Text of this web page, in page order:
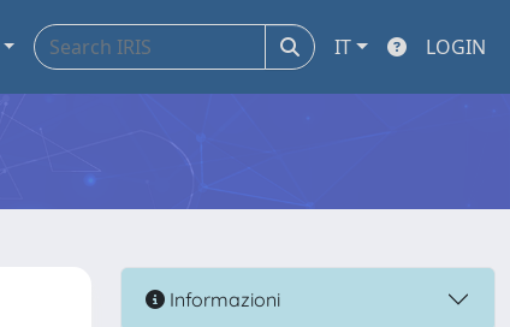
IT LOGIN
Informazioni